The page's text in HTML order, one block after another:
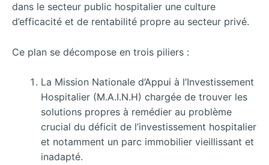
dans le secteur public hospitalier une culture
d’efficacité et de rentabilité propre au secteur privé.
Ce plan se décompose en trois piliers :
La Mission Nationale d’Appui à l’Investissement
Hospitalier (M.A.I.N.H) chargée de trouver les
solutions propres à remédier au problème
crucial du déficit de l’investissement hospitalier
et notamment un parc immobilier vieillissant et
inadapté.